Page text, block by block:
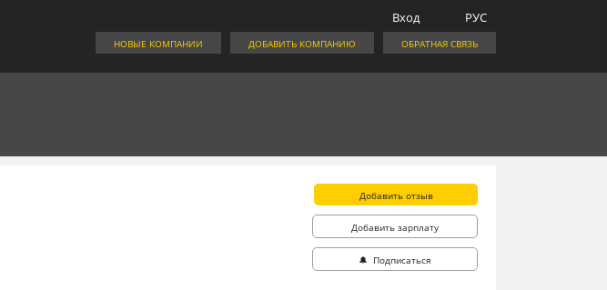
РУС
Вход
ОБРАТНАЯ СВЯЗЬ
ДОБАВИТЬ КОМПАНИЮ
НОВЫЕ КОМПАНИИ
Добавить отзыв
Добавить зарплату
🔔 Подписаться